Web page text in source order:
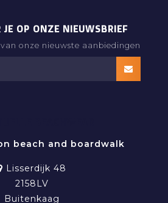
OP ONZE NIEUWSBRIEF
onze nieuwste aanbiedingen
beach and boardwalk
Lisserdijk 48
2158LV
Buitenkaag